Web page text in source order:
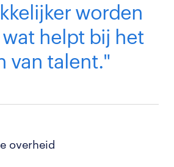
worden
helpt bij het
van talent."
overheid